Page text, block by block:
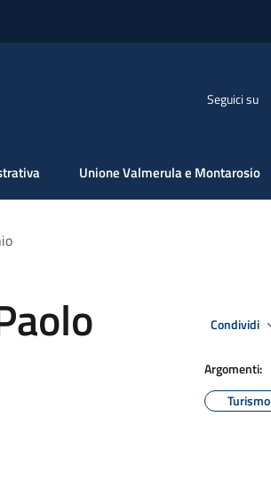
Seguici su
Unione Valmerula e Montarosio
Condividi
Argomenti:
Turismo